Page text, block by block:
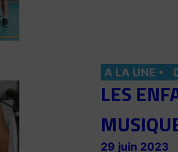
A LA UNE
LES
29 juin 2023